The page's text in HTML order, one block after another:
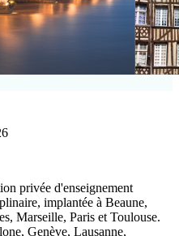
privée d'enseignement
implantée à Beaune,
Marseille, Paris et Toulouse.
Genève, Lausanne,